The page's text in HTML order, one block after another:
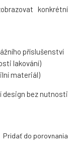
konkrétní
příslušenství
lakování)
materiál)
design bez nutnosti
Pridať do porovnania